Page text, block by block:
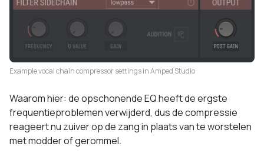
Example vocal chain compressor settings in Amped Studio
Waarom hier: de opschonende EQ heeft de ergste
frequentieproblemen verwijderd, dus de compressie
reageert nu zuiver op de zang in plaats van te worstelen
met modder of gerommel.